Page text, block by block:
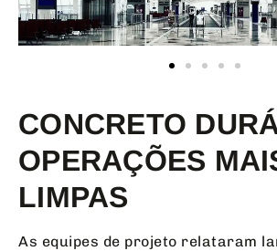
CONCRETO
OPERAÇÕES
LIMPAS
As equipes de projeto relataram